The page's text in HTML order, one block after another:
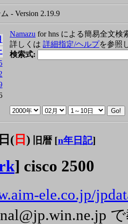
- Version 2.19.9
Namazu for hns による簡易全文検
詳しくは 詳細指定/ヘルプを参照
検索式:
( 日 ) 旧暦 [n年日記]
] cisco 2500
ele.co.jp/